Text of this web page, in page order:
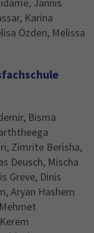
Jannis
Karina
Özden, Melissa
Bisma
Zimrite Berisha,
Deusch, Mischa
Greve, Dinis
Aryan Hashem